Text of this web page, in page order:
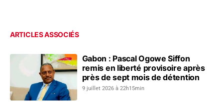
ARTICLES ASSOCIÉS
Gabon : Pascal Ogowe Siffon
remis en liberté provisoire après
près de sept mois de détention
9 juillet 2026 à 22h15min